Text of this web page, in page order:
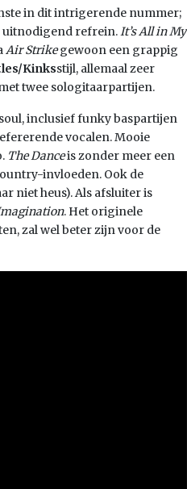
in dit intrigerende nummer;
uitnodigend refrein.It’s All in My
Air Strikegewoon een grappig
Kinksstijl, allemaal zeer
twee sologitaarpartijen.
inclusief funky baspartijen
vocalen. Mooie
The Danceis zonder meer een
invloeden. Ook de
niet heus). Als afsluiter is
. Het originele
zal wel beter zijn voor de